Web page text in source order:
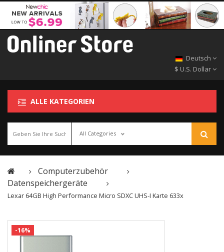
Deutsch
$ U.S. Dollar
ALLE KATEGORIEN
All Categories
Computerzubehör
Datenspeichergeräte
Lexar 64GB High Performance Micro SDXC UHS-I Karte 633x
-16%